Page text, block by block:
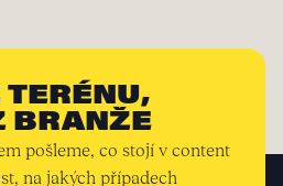
BRANŽE
pošleme, co stojí v content
na jakých případech